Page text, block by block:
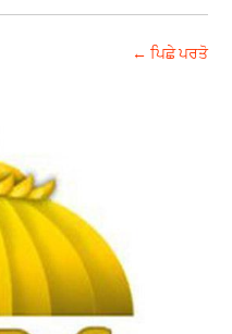
← ਪਿਛੇ ਪਰਤੋ